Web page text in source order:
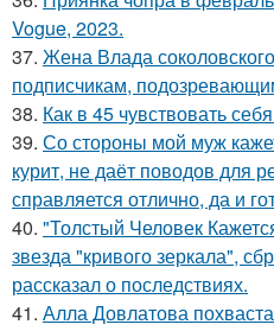
Vogue, 2023.
37. Жена Влада
подписчикам,
38. Как в 45 чувствовать
39. Со стороны мой муж
курит, не даёт поводов для
справляется отлично, да и
40. "Толстый Человек
звезда "кривого зеркала",
рассказал о последствиях.
41. Алла Довлатова